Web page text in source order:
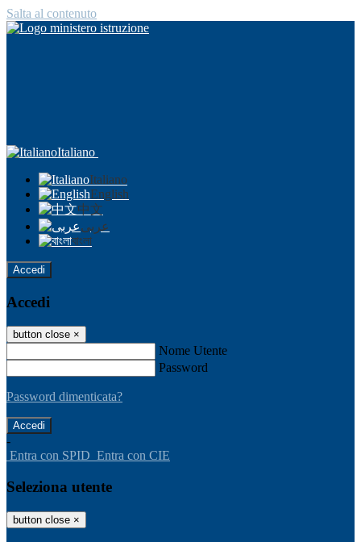
Salta al contenuto
Italiano
Italiano
English
中文
عربى
বাংলা
Accedi
Accedi
button close ×
Nome Utente
Password
Password dimenticata?
-
Entra con SPID Entra con CIE
Seleziona utente
button close ×